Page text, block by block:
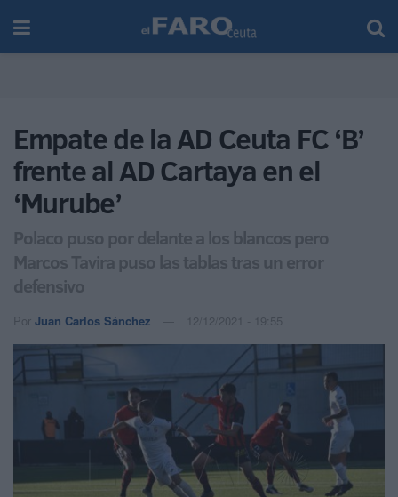
Empate de la AD Ceuta FC ‘B’
frente al AD Cartaya en el
‘Murube’
Polaco puso por delante a los blancos pero
Marcos Tavira puso las tablas tras un error
defensivo
Por Juan Carlos Sánchez 12/12/2021 - 19:55